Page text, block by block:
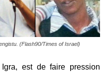
(Flash90/Times of Israel)
est de faire pression